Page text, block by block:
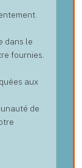
dans le
fournies.
aux
de